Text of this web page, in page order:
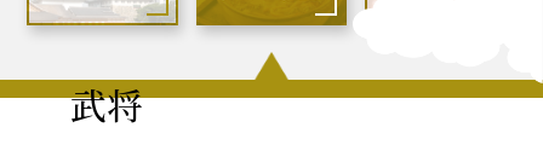
豊臣秀長と名古屋の関係
武将